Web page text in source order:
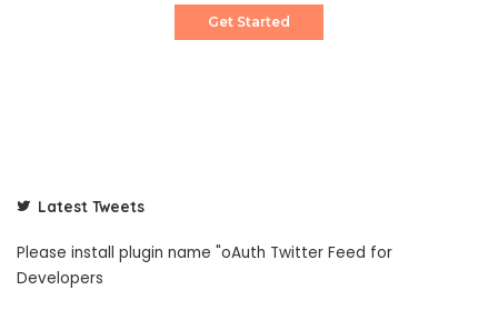
Get Started
Latest Tweets
Please install plugin name "oAuth Twitter Feed for
Developers